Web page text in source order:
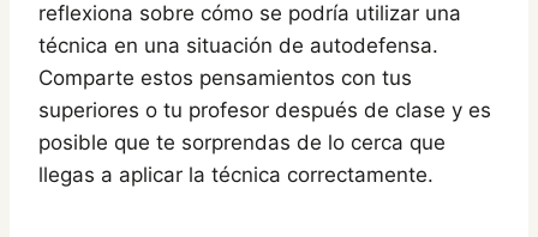
reflexiona sobre cómo se podría utilizar una
técnica en una situación de autodefensa.
Comparte estos pensamientos con tus
superiores o tu profesor después de clase y es
posible que te sorprendas de lo cerca que
llegas a aplicar la técnica correctamente.